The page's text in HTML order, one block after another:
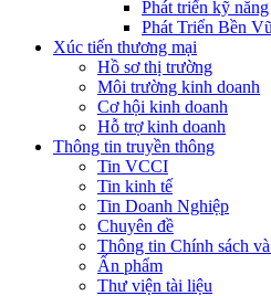
Phát triển kỹ năng
Phát Triển Bền
Xúc tiến thương mại
Hồ sơ thị trường
Môi trường kinh doanh
Cơ hội kinh doanh
Hỗ trợ kinh doanh
Thông tin truyền thông
Tin VCCI
Tin kinh tế
Tin Doanh Nghiệp
Chuyên đề
Thông tin Chính sách
Ấn phẩm
Thư viện tài liệu